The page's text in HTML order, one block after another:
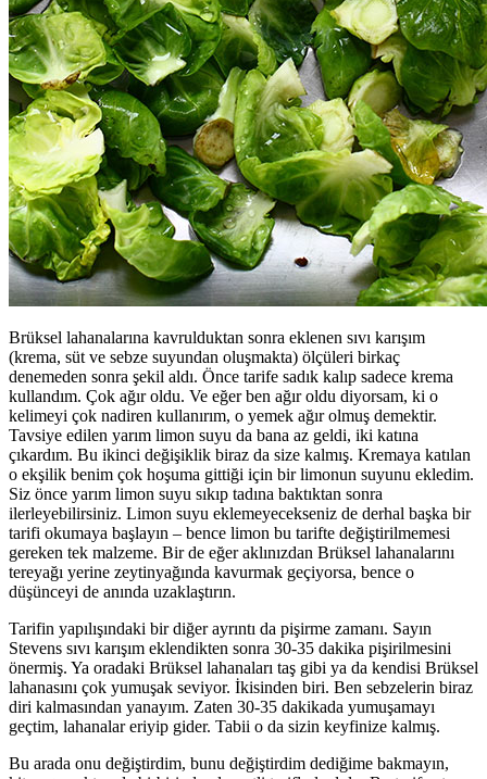
Brüksel lahanalarına kavrulduktan sonra eklenen sıvı karışım
(krema, süt ve sebze suyundan oluşmakta) ölçüleri birkaç
denemeden sonra şekil aldı. Önce tarife sadık kalıp sadece krema
kullandım. Çok ağır oldu. Ve eğer ben ağır oldu diyorsam, ki o
kelimeyi çok nadiren kullanırım, o yemek ağır olmuş demektir.
Tavsiye edilen yarım limon suyu da bana az geldi, iki katına
çıkardım. Bu ikinci değişiklik biraz da size kalmış. Kremaya katılan
o ekşilik benim çok hoşuma gittiği için bir limonun suyunu ekledim.
Siz önce yarım limon suyu sıkıp tadına baktıktan sonra
ilerleyebilirsiniz. Limon suyu eklemeyecekseniz de derhal başka bir
tarifi okumaya başlayın – bence limon bu tarifte değiştirilmemesi
gereken tek malzeme. Bir de eğer aklınızdan Brüksel lahanalarını
tereyağı yerine zeytinyağında kavurmak geçiyorsa, bence o
düşünceyi de anında uzaklaştırın.
Tarifin yapılışındaki bir diğer ayrıntı da pişirme zamanı. Sayın
Stevens sıvı karışım eklendikten sonra 30-35 dakika pişirilmesini
önermiş. Ya oradaki Brüksel lahanaları taş gibi ya da kendisi Brüksel
lahanasını çok yumuşak seviyor. İkisinden biri. Ben sebzelerin biraz
diri kalmasından yanayım. Zaten 30-35 dakikada yumuşamayı
geçtim, lahanalar eriyip gider. Tabii o da sizin keyfinize kalmış.
Bu arada onu değiştirdim, bunu değiştirdim dediğime bakmayın,